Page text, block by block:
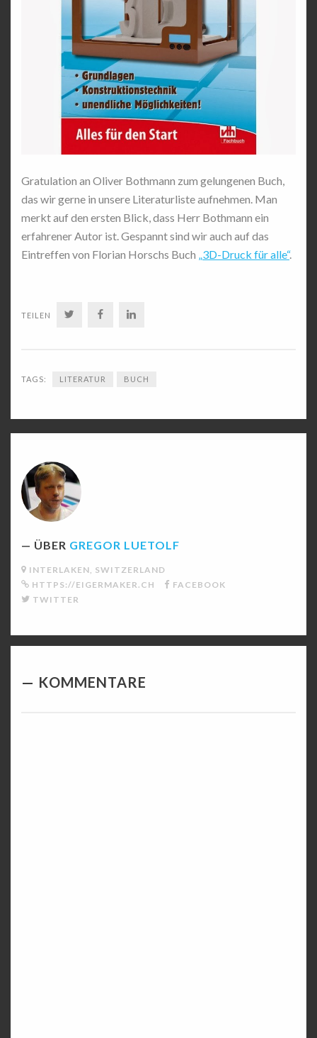
Gratulation an Oliver Bothmann zum gelungenen Buch,
das wir gerne in unsere Literaturliste aufnehmen. Man
merkt auf den ersten Blick, dass Herr Bothmann ein
erfahrener Autor ist. Gespannt sind wir auch auf das
Eintreffen von Florian Horschs Buch „3D-Druck für alle“.
TEILEN TWITTERFACEBOOK
TAGS: LITERATUR BUCH
ÜBER GREGOR LUETOLF
INTERLAKEN, SWITZERLAND
HTTPS://EIGERMAKER.CH
FACEBOOK
TWITTER
KOMMENTARE